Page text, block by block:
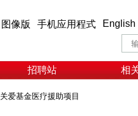
图像版 手机应用程式 English
招聘站 相
关爱基金医疗援助项目